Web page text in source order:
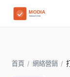
首頁 / 網絡營銷 /